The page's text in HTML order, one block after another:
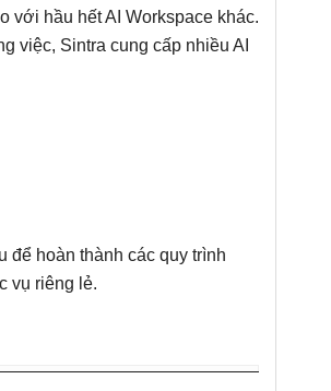
với hầu hết AI Workspace khác.
việc, Sintra cung cấp nhiều AI
để hoàn thành các quy trình
vụ riêng lẻ.